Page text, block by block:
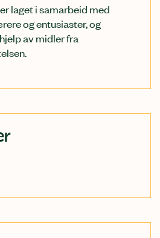
laget i samarbeid med
og entusiaster, og
av midler fra